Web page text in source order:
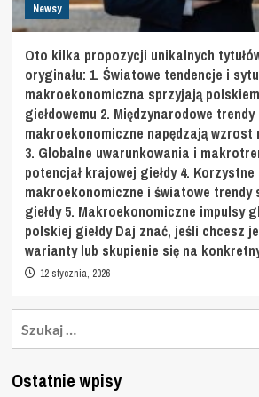
Newsy
Oto kilka propozycji unikalnych
oryginału: 1. Światowe tendencje i
makroekonomiczna sprzyjają
giełdowemu 2. Międzynarodowe
makroekonomiczne napędzają wzrost
3. Globalne uwarunkowania i
potencjał krajowej giełdy 4.
makroekonomiczne i światowe trendy
giełdy 5. Makroekonomiczne impulsy
polskiej giełdy Daj znać, jeśli chcesz
warianty lub skupienie się na
12 stycznia, 2026
Ostatnie wpisy